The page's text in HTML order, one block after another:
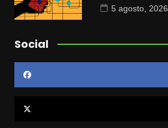
5 agosto, 2026
Social